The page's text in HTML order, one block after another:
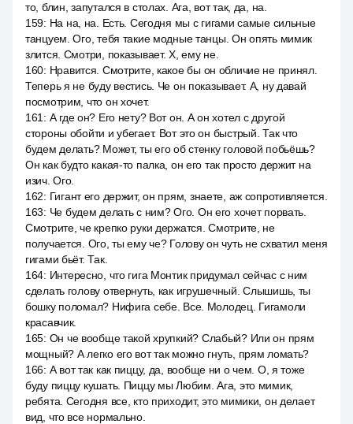
то, блин, запутался в столах. Ага, вот так, да, на.
159: На на, на. Есть. Сегодня мы с гигами самые сильные
танцуем. Ого, тебя такие модные танцы. Он опять мимик
злится. Смотри, показывает. Х, ему не.
160: Нравится. Смотрите, какое бы он обличие не принял.
Теперь я не буду вестись. Че он показывает. А, ну давай
посмотрим, что он хочет.
161 : А где он? Его нету? Вот он. А он хотел с другой
стороны обойти и убегает. Вот это он быстрый. Так что
будем делать? Может, ты его об стенку головой побьёшь?
Он как будто какая-то палка, он его так просто держит на
изич. Ого.
162: Гигант его держит, он прям, знаете, аж сопротивляется.
163: Че будем делать с ним? Ого. Он его хочет порвать.
Смотрите, че крепко руки держатся. Смотрите, не
получается. Ого, ты ему че? Голову он чуть не схватил меня
гигами бьёт. Так.
164: Интересно, что гига Монтик придумал сейчас с ним
сделать голову отвернуть, как игрушечный. Слышишь, ты
бошку поломал? Нифига себе. Все. Молодец. Гигамоли
красавчик.
165: Он че вообще такой хрупкий? Слабый? Или он прям
мощный? А легко его вот так можно гнуть, прям ломать?
166: А вот так как пиццу, да, вообще ни о чем. О, я тоже
буду пиццу кушать. Пиццу мы Любим. Ага, это мимик,
ребята. Сегодня все, кто приходит, это мимики, он делает
вид, что все нормально.